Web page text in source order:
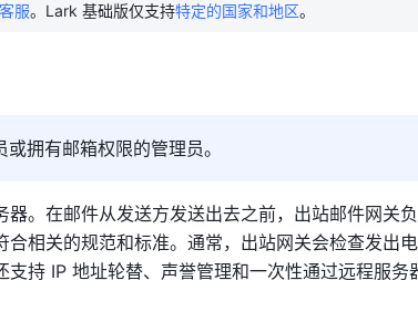
服。Lark 基础版仅支持特定的国家和地区。
拥有邮箱权限的管理员。
器。在邮件从发送方发送出去之前，出站邮件网关
合相关的规范和标准。通常，出站网关会检查发出
支持 IP 地址轮替、声誉管理和一次性通过远程服务